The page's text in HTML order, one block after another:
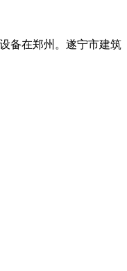
备在郑州。遂宁市建筑